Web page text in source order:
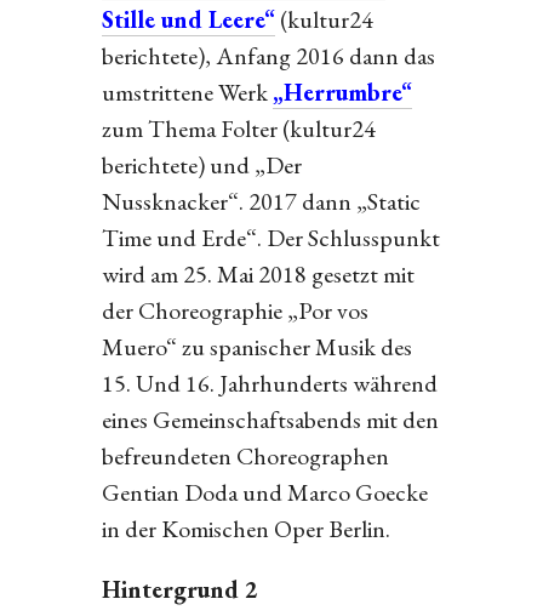
Stille und Leere“(kultur24
berichtete), Anfang 2016 dann das
umstrittene Werk„Herrumbre“
zum Thema Folter (kultur24
berichtete) und „Der
Nussknacker“. 2017 dann „Static
Time und Erde“. Der Schlusspunkt
wird am 25. Mai 2018 gesetzt mit
der Choreographie „Por vos
Muero“ zu spanischer Musik des
15. Und 16. Jahrhunderts während
eines Gemeinschaftsabends mit den
befreundeten Choreographen
Gentian Doda und Marco Goecke
in der Komischen Oper Berlin.
Hintergrund 2